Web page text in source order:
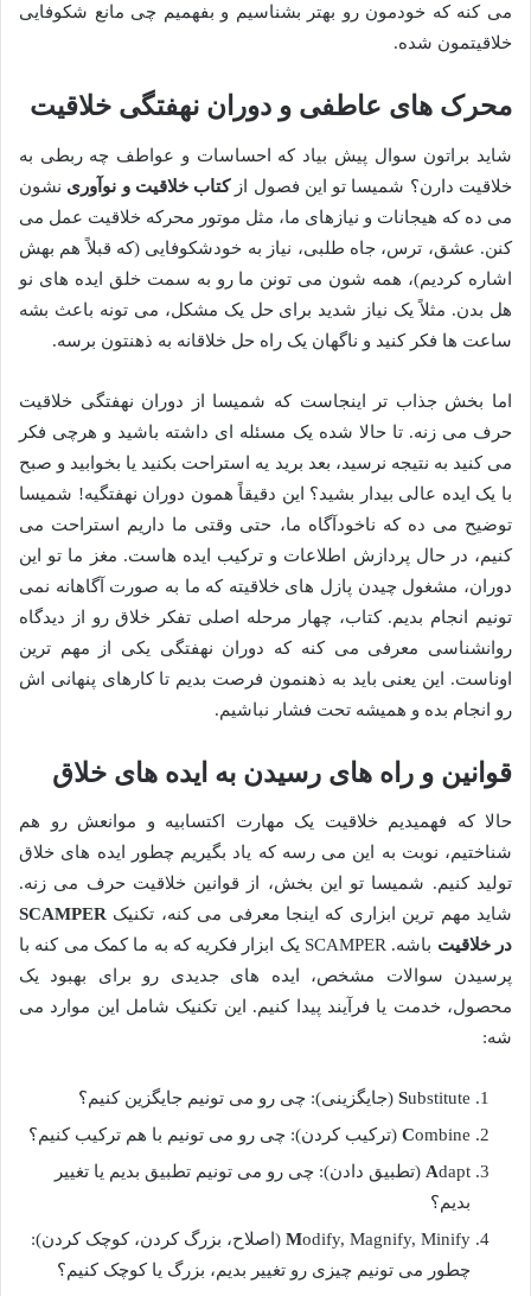
می کنه که خودمون رو بهتر بشناسیم و بفهمیم چی مانع شکوفایی
خلاقیتمون شده.
محرک های عاطفی و دوران نهفتگی خلاقیت
شاید براتون سوال پیش بیاد که احساسات و عواطف چه ربطی به
خلاقیت دارن؟ شمیسا تو این فصول ازکتاب خلاقیت و نوآوری نشون
می ده که هیجانات و نیازهای ما، مثل موتور محرکه خلاقیت عمل می
کنن. عشق، ترس، جاه طلبی، نیاز به خودشکوفایی (که قبلاً هم بهش
اشاره کردیم)، همه شون می تونن ما رو به سمت خلق ایده های نو
هل بدن. مثلاً یک نیاز شدید برای حل یک مشکل، می تونه باعث بشه
ساعت ها فکر کنید و ناگهان یک راه حل خلاقانه به ذهنتون برسه.
اما بخش جذاب تر اینجاست که شمیسا از دوران نهفتگی خلاقیت
حرف می زنه. تا حالا شده یک مسئله ای داشته باشید و هرچی فکر
می کنید به نتیجه نرسید، بعد برید یه استراحت بکنید یا بخوابید و صبح
با یک ایده عالی بیدار بشید؟ این دقیقاً همون دوران نهفتگیه! شمیسا
توضیح می ده که ناخودآگاه ما، حتی وقتی ما داریم استراحت می
کنیم، در حال پردازش اطلاعات و ترکیب ایده هاست. مغز ما تو این
دوران، مشغول چیدن پازل های خلاقیته که ما به صورت آگاهانه نمی
تونیم انجام بدیم. کتاب، چهار مرحله اصلی تفکر خلاق رو از دیدگاه
روانشناسی معرفی می کنه که دوران نهفتگی یکی از مهم ترین
اوناست. این یعنی باید به ذهنمون فرصت بدیم تا کارهای پنهانی اش
رو انجام بده و همیشه تحت فشار نباشیم.
قوانین و راه های رسیدن به ایده های خلاق
حالا که فهمیدیم خلاقیت یک مهارت اکتسابیه و موانعش رو هم
شناختیم، نوبت به این می رسه که یاد بگیریم چطور ایده های خلاق
تولید کنیم. شمیسا تو این بخش، از قوانین خلاقیت حرف می زنه.
شاید مهم ترین ابزاری که اینجا معرفی می کنه، تکنیک SCAMPER
در خلاقیت
باشه. SCAMPER یک ابزار فکریه که به ما کمک می کنه با
پرسیدن سوالات مشخص، ایده های جدیدی رو برای بهبود یک
محصول، خدمت یا فرآیند پیدا کنیم. این تکنیک شامل این موارد می
شه:
Substitute (جایگزینی): چی رو می تونیم جایگزین کنیم؟
Combine (ترکیب کردن): چی رو می تونیم با هم ترکیب کنیم؟
A dapt (تطبیق دادن): چی رو می تونیم تطبیق بدیم یا تغییر
بدیم؟
M odify, Magnify, Minify (اصلاح، بزرگ کردن، کوچک کردن):
چطور می تونیم چیزی رو تغییر بدیم، بزرگ یا کوچک کنیم؟